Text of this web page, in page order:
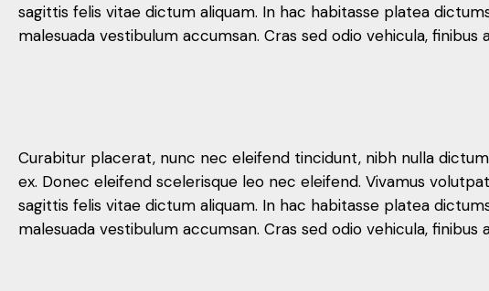
sagittis felis vitae dictum aliquam. In hac habitasse platea
malesuada vestibulum accumsan. Cras sed odio vehicula,
Curabitur placerat, nunc nec eleifend tincidunt, nibh nulla
ex. Donec eleifend scelerisque leo nec eleifend. Vivamus
sagittis felis vitae dictum aliquam. In hac habitasse platea
malesuada vestibulum accumsan. Cras sed odio vehicula,